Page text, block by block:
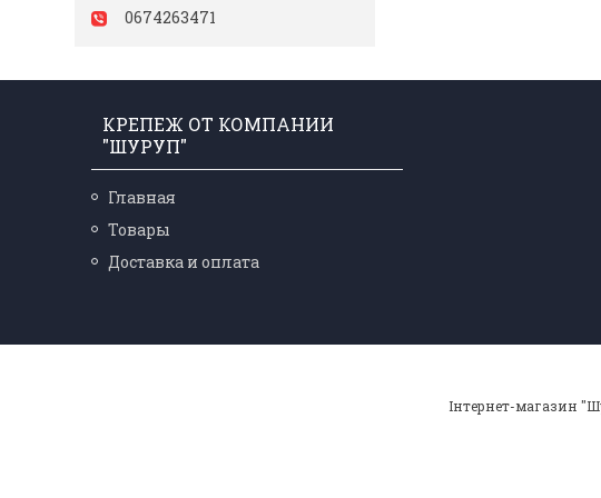
0674263471
КРЕПЕЖ ОТ КОМПАНИИ
"ШУРУП"
Главная
Товары
Доставка и оплата